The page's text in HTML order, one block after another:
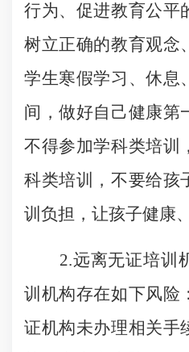
行为、促进教育公平
树立正确的教育观念
学生寒假学习、休息
间，做好自己健康第
不得参加学科类培训
科类培训，不要给孩
训负担，让孩子健康
2.远离无证培训
训机构存在如下风险
证机构未办理相关手